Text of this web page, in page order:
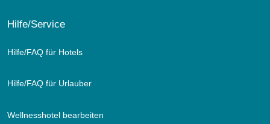
Hilfe/Service
Hilfe/FAQ für Hotels
Hilfe/FAQ für Urlauber
Wellnesshotel bearbeiten